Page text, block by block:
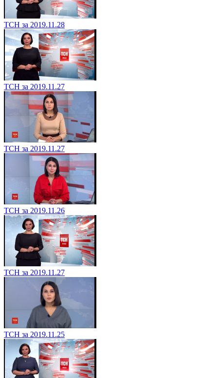
ТСН за 2019.11.28
ТСН за 2019.11.27
ТСН за 2019.11.27
ТСН за 2019.11.26
ТСН за 2019.11.27
ТСН за 2019.11.25